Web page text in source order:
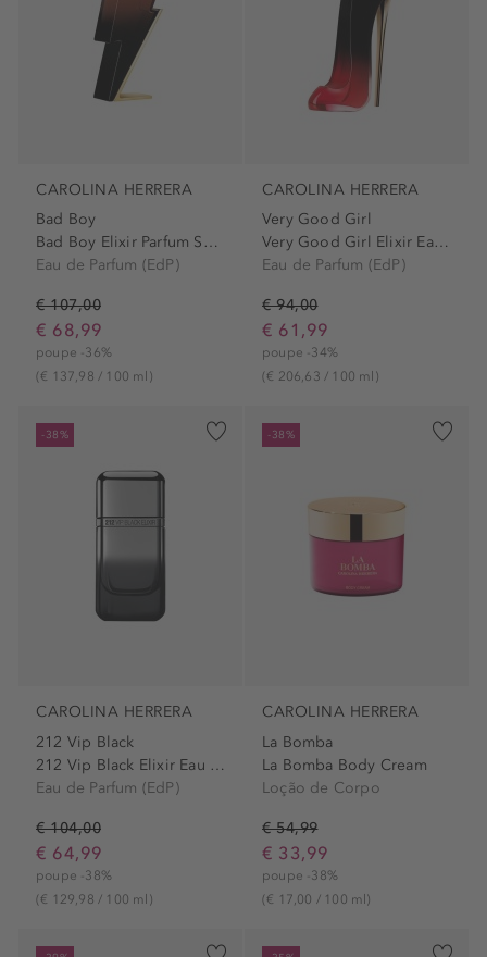
CAROLINA HERRERA
Bad Boy
Bad Boy Elixir Parfum Spray
Eau de Parfum (EdP)
€ 107,00
€ 68,99
poupe -36%
(€ 137,98 / 100 ml)
CAROLINA HERRERA
Very Good Girl
Very Good Girl Elixir Eau...
Eau de Parfum (EdP)
€ 94,00
€ 61,99
poupe -34%
(€ 206,63 / 100 ml)
-38%
CAROLINA HERRERA
212 Vip Black
212 Vip Black Elixir Eau de...
Eau de Parfum (EdP)
€ 104,00
€ 64,99
poupe -38%
(€ 129,98 / 100 ml)
-38%
CAROLINA HERRERA
La Bomba
La Bomba Body Cream
Loção de Corpo
€ 54,99
€ 33,99
poupe -38%
(€ 17,00 / 100 ml)